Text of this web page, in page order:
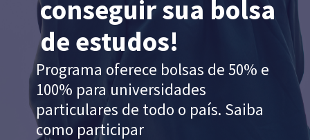
conseguir sua bolsa
de estudos!
Programa oferece bolsas de 50% e
100% para universidades
particulares de todo o país. Saiba
como participar